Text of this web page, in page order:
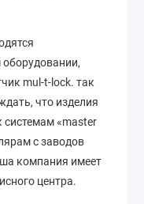
mul-t-lock. так
что изделия
«master
с заводов
компания имеет
центра.